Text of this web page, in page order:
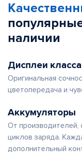
наличии
Дисплеи
Оригинальная
цветопередача и
Аккумуляторы
От
циклов заряда.
дополнительный